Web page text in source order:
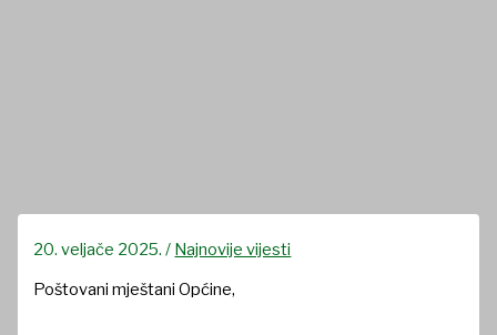
20. veljače 2025./ Najnovije vijesti
Poštovani mještani Općine,